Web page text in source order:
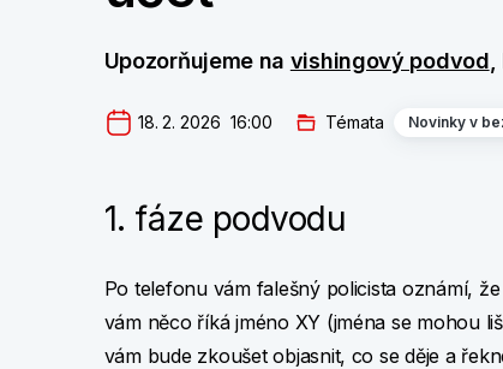
Upozorňujeme na vishingový podvod
18. 2. 2026  16:00 Témata Novinky v
1. fáze podvodu
Po telefonu vám falešný policista oznámí,
vám něco říká jméno XY (jména se mohou
vám bude zkoušet objasnit, co se děje a